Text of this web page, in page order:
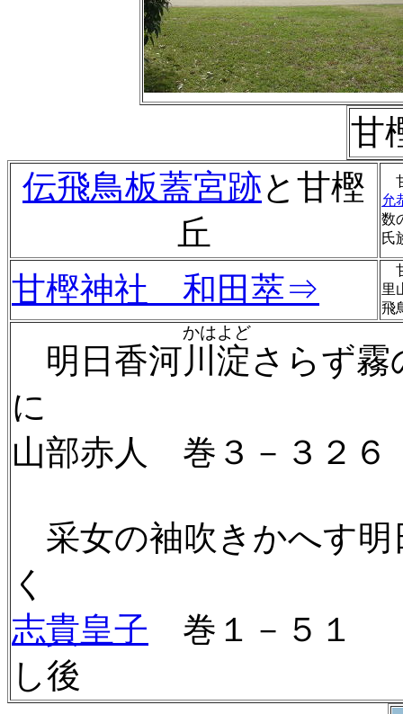
甘
伝飛鳥板蓋宮跡と甘樫
丘
允
数
氏
甘樫神社 和田萃⇒
里
飛
明日香河川淀
かはよど
さらず霧
に
山部赤人 巻３－３２６
采女の袖吹きかへす明
く
志貴皇子 巻１－５１
し後